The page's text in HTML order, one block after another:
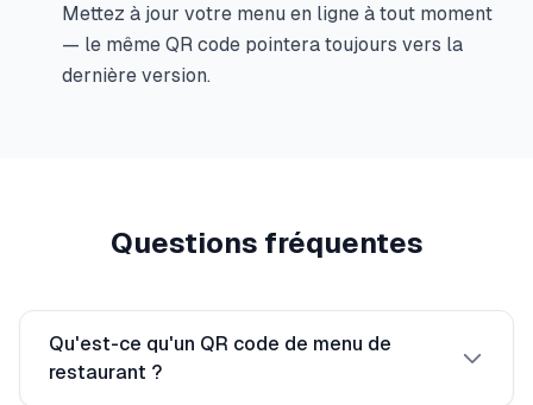
Mettez à jour votre menu en ligne à tout moment
— le même QR code pointera toujours vers la
dernière version.
Questions fréquentes
Qu'est-ce qu'un QR code de menu de
restaurant ?